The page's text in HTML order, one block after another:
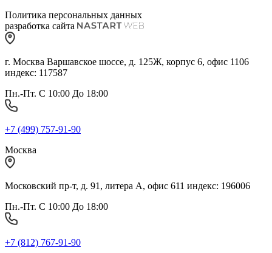
Политика персональных данных
разработка сайта
г. Москва Варшавское шоссе, д. 125Ж, корпус 6, офис 1106
индекс: 117587
Пн.-Пт. С 10:00 До 18:00
+7 (499) 757-91-90
Москва
Московский пр-т, д. 91, литера А, офис 611 индекс: 196006
Пн.-Пт. С 10:00 До 18:00
+7 (812) 767-91-90